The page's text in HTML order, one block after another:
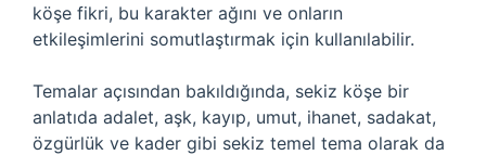
köşe fikri, bu karakter ağını ve onların
etkileşimlerini somutlaştırmak için kullanılabilir.
Temalar açısından bakıldığında, sekiz köşe bir
anlatıda adalet, aşk, kayıp, umut, ihanet, sadakat,
özgürlük ve kader gibi sekiz temel tema olarak da